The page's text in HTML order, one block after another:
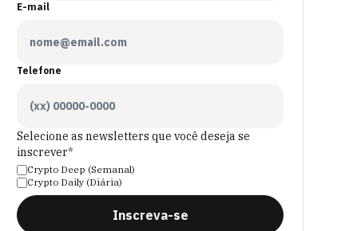
E-mail
Telefone
Selecione as newsletters que você deseja se
inscrever*
Crypto Deep (Semanal)
Crypto Daily (Diária)
Inscreva-se